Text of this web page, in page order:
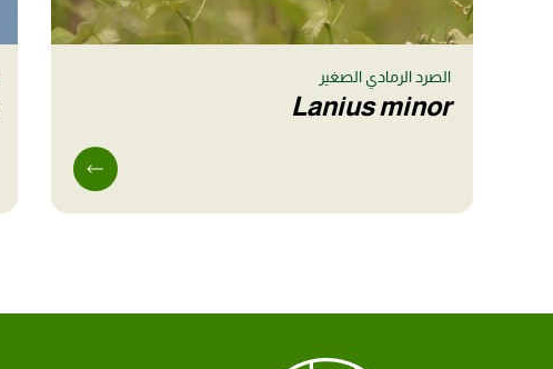
الصرد الرمادي الصغير
Lanius minor